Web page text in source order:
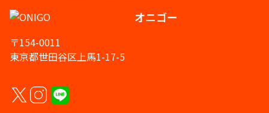
オニゴー
〒154-0011
東京都世田谷区上馬1-17-5